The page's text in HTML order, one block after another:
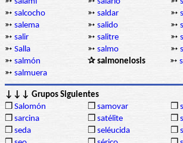
➳ salcocho ➳ saldar ➳
➳ salema ➳ salido ➳
➳ salir ➳ salitre ➳
➳ Salla ➳ salmo ➳
➳ salmón ✰ salmonelosis ➳
➳ salmuera
↓↓↓ Grupos Siguientes
❒ Salomón ❒ samovar ❒
❒ sarcina ❒ satélite ❒
❒ seda ❒ seléucida ❒